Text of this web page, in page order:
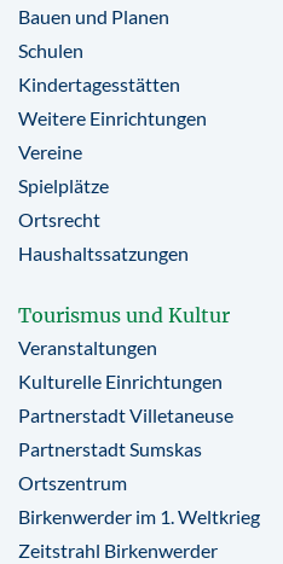
Bauen und Planen
Schulen
Kindertagesstätten
Weitere Einrichtungen
Vereine
Spielplätze
Ortsrecht
Haushaltssatzungen
Tourismus und Kultur
Veranstaltungen
Kulturelle Einrichtungen
Partnerstadt Villetaneuse
Partnerstadt Sumskas
Ortszentrum
Birkenwerder im 1. Weltkrieg
Zeitstrahl Birkenwerder